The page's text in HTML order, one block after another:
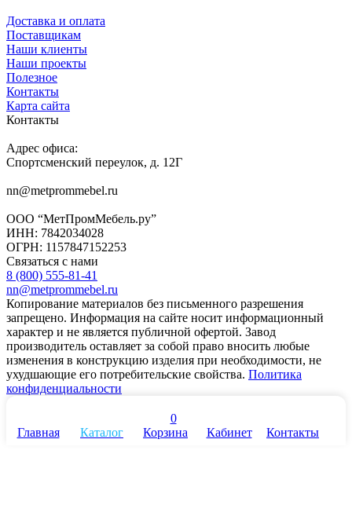
Доставка и оплата
Поставщикам
Наши клиенты
Наши проекты
Полезное
Контакты
Карта сайта
Контакты
Адрес офиса:
Спортсменский переулок, д. 12Г
nn@metprommebel.ru
ООО “МетПромМебель.ру”
ИНН: 7842034028
ОГРН: 1157847152253
Связаться с нами
8 (800) 555-81-41
nn@metprommebel.ru
Копирование материалов без письменного разрешения
запрещено. Информация на сайте носит информационный
характер и не является публичной офертой. Завод
производитель оставляет за собой право вносить любые
изменения в конструкцию изделия при необходимости, не
ухудшающие его потребительские свойства. Политика
конфиденциальности
Главная Каталог
0
Корзина
Кабинет Контакты